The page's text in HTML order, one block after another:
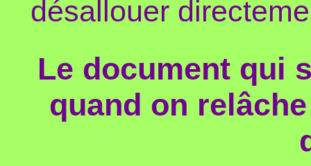
désallouer
Le document qui
quand on